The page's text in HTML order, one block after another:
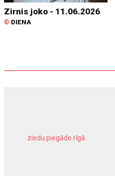
Zirnis joko - 11.06.2026
© DIENA
ziedu piegāde rīgā